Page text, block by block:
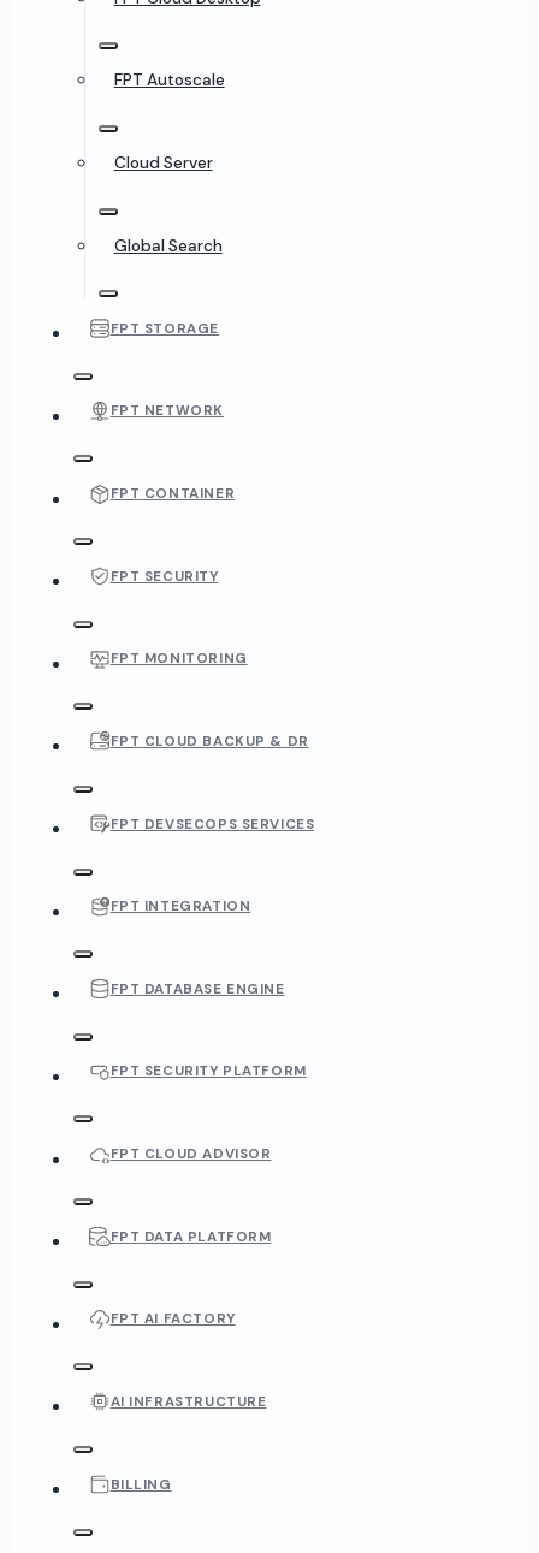
FPT Autoscale
Cloud Server
Global Search
FPT STORAGE
FPT NETWORK
FPT CONTAINER
FPT SECURITY
FPT MONITORING
FPT CLOUD BACKUP & DR
FPT DEVSECOPS SERVICES
FPT INTEGRATION
FPT DATABASE ENGINE
FPT SECURITY PLATFORM
FPT CLOUD ADVISOR
FPT DATA PLATFORM
FPT AI FACTORY
AI INFRASTRUCTURE
BILLING